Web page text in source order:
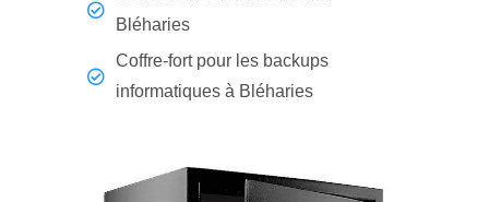
Bléharies
Coffre-fort pour les backups
informatiques à Bléharies